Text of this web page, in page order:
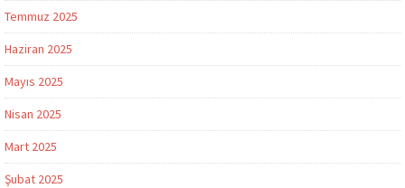
Temmuz 2025
Haziran 2025
Mayıs 2025
Nisan 2025
Mart 2025
Şubat 2025